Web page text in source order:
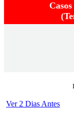
Ver 2 Dias Antes